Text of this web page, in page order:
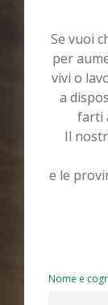
Se vuoi
per
vivi o
a
farti
Il
e le
Nome e